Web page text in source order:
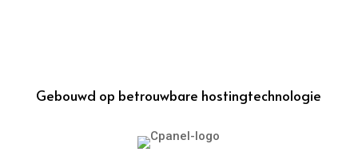
Gebouwd op betrouwbare hostingtechnologie